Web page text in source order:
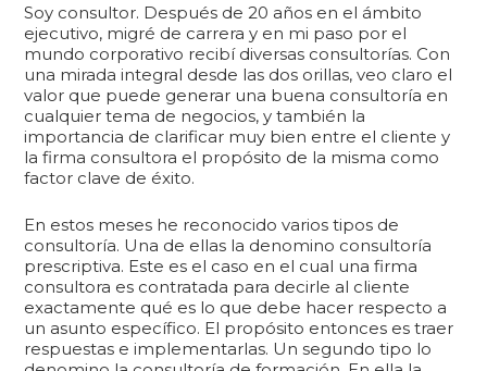
Soy consultor. Después de 20 años en el ámbito
ejecutivo, migré de carrera y en mi paso por el
mundo corporativo recibí diversas consultorías. Con
una mirada integral desde las dos orillas, veo claro el
valor que puede generar una buena consultoría en
cualquier tema de negocios, y también la
importancia de clarificar muy bien entre el cliente y
la firma consultora el propósito de la misma como
factor clave de éxito.
En estos meses he reconocido varios tipos de
consultoría. Una de ellas la denomino consultoría
prescriptiva. Este es el caso en el cual una firma
consultora es contratada para decirle al cliente
exactamente qué es lo que debe hacer respecto a
un asunto específico. El propósito entonces es traer
respuestas e implementarlas. Un segundo tipo lo